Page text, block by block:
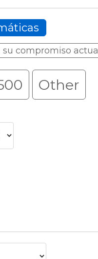
compromiso actual
Other